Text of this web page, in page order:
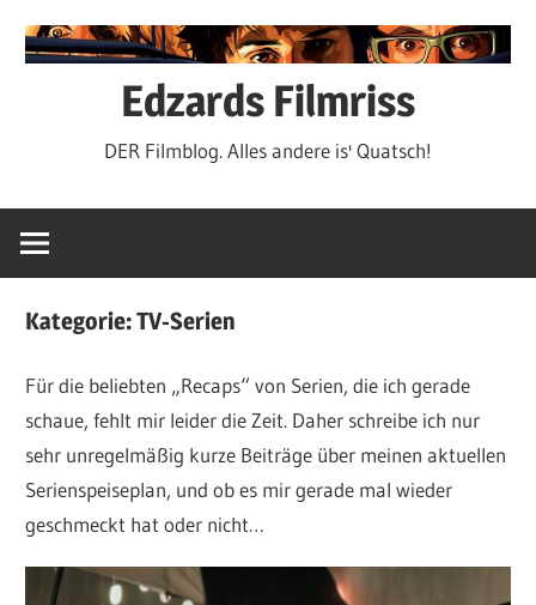
Inhalt
Edzards Filmriss
DER Filmblog. Alles andere is' Quatsch!
Kategorie:TV-Serien
Für die beliebten „Recaps“ von Serien, die ich gerade
schaue, fehlt mir leider die Zeit. Daher schreibe ich nur
sehr unregelmäßig kurze Beiträge über meinen aktuellen
Serienspeiseplan, und ob es mir gerade mal wieder
geschmeckt hat oder nicht…